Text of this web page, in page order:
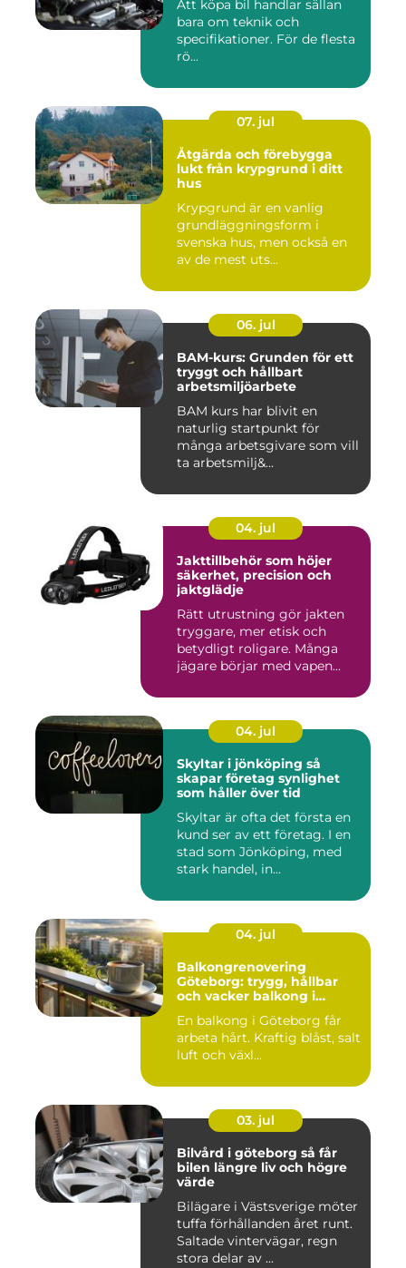
Att köpa bil handlar sällan
bara om teknik och
specifikationer. För de flesta
rö...
07. jul
Åtgärda och förebygga
lukt från krypgrund i ditt
hus
Krypgrund är en vanlig
grundläggningsform i
svenska hus, men också en
av de mest uts...
06. jul
BAM-kurs: Grunden för ett
tryggt och hållbart
arbetsmiljöarbete
BAM kurs har blivit en
naturlig startpunkt för
många arbetsgivare som vill
ta arbetsmilj&...
04. jul
Jakttillbehör som höjer
säkerhet, precision och
jaktglädje
Rätt utrustning gör jakten
tryggare, mer etisk och
betydligt roligare. Många
jägare börjar med vapen...
04. jul
Skyltar i jönköping så
skapar företag synlighet
som håller över tid
Skyltar är ofta det första en
kund ser av ett företag. I en
stad som Jönköping, med
stark handel, in...
04. jul
Balkongrenovering
Göteborg: trygg, hållbar
och vacker balkong i
En balkong i Göteborg får
arbeta hårt. Kraftig blåst, salt
luft och växl...
03. jul
Bilvård i göteborg så får
bilen längre liv och högre
värde
Bilägare i Västsverige möter
tuffa förhållanden året runt.
Saltade vintervägar, regn
stora delar av ...